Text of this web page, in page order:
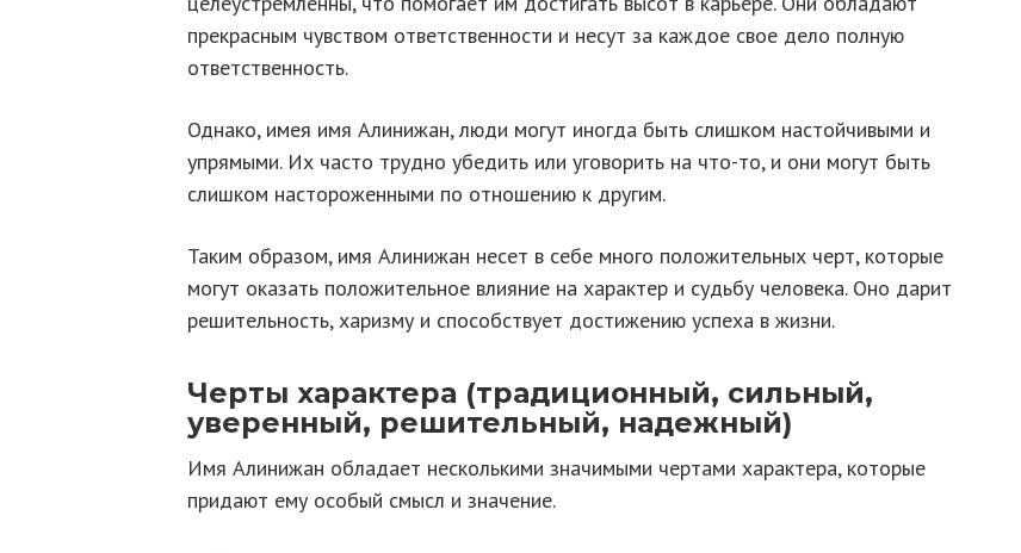
прекрасным чувством ответственности и несут за каждое свое дело полную
ответственность.
Однако, имея имя Алинижан, люди могут иногда быть слишком настойчивыми и
упрямыми. Их часто трудно убедить или уговорить на что-то, и они могут быть
слишком настороженными по отношению к другим.
Таким образом, имя Алинижан несет в себе много положительных черт, которые
могут оказать положительное влияние на характер и судьбу человека. Оно дарит
решительность, харизму и способствует достижению успеха в жизни.
Черты характера (традиционный, сильный,
уверенный, решительный, надежный)
Имя Алинижан обладает несколькими значимыми чертами характера, которые
придают ему особый смысл и значение.